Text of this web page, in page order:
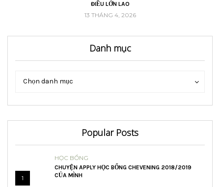
ĐIỀU LỚN LAO
13 THÁNG 4, 2026
Danh mục
Danh
Chọn danh mục
Danh
Popular Posts
1
HỌC BỔNG
CHUYỆN APPLY HỌC BỔNG CHEVENING 2018/2019
CỦA MÌNH